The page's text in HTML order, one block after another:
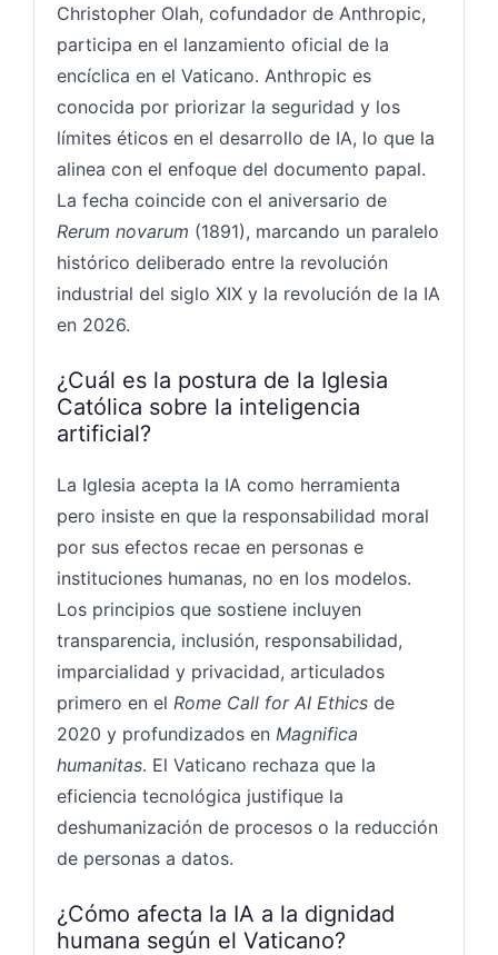
Christopher Olah, cofundador de Anthropic,
participa en el lanzamiento oficial de la
encíclica en el Vaticano. Anthropic es
conocida por priorizar la seguridad y los
límites éticos en el desarrollo de IA, lo que la
alinea con el enfoque del documento papal.
La fecha coincide con el aniversario de
Rerum novarum (1891), marcando un paralelo
histórico deliberado entre la revolución
industrial del siglo XIX y la revolución de la IA
en 2026.
¿Cuál es la postura de la Iglesia
Católica sobre la inteligencia
artificial?
La Iglesia acepta la IA como herramienta
pero insiste en que la responsabilidad moral
por sus efectos recae en personas e
instituciones humanas, no en los modelos.
Los principios que sostiene incluyen
transparencia, inclusión, responsabilidad,
imparcialidad y privacidad, articulados
primero en el Rome Call for AI Ethics de
2020 y profundizados en Magnifica
humanitas. El Vaticano rechaza que la
eficiencia tecnológica justifique la
deshumanización de procesos o la reducción
de personas a datos.
¿Cómo afecta la IA a la dignidad
humana según el Vaticano?